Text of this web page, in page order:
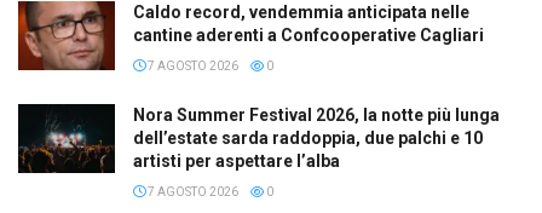
Caldo record, vendemmia anticipata nelle
cantine aderenti a Confcooperative Cagliari
7 AGOSTO 2026 0
Nora Summer Festival 2026, la notte più lunga
dell’estate sarda raddoppia, due palchi e 10
artisti per aspettare l’alba
7 AGOSTO 2026 0